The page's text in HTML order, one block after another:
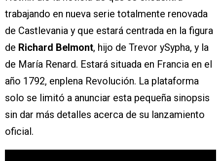
trabajando en nueva serie totalmente renovada
de Castlevania y que estará centrada en la figura
de Richard Belmont, hijo de Trevor ySypha, y la
de María Renard. Estará situada en Francia en el
año 1792, enplena Revolución. La plataforma
solo se limitó a anunciar esta pequeña sinopsis
sin dar más detalles acerca de su lanzamiento
oficial.